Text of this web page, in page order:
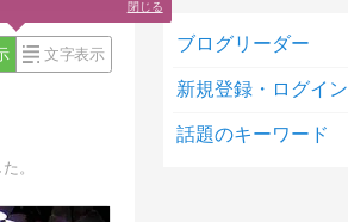
文字表示
。
ブログリーダー
新規登録・ログイン
話題のキーワード
閉じる